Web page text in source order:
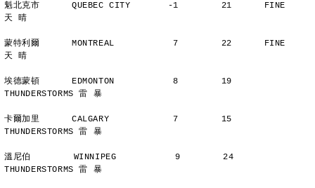
魁北克市      QUEBEC CITY       -1        21      FINE
天 晴
蒙特利爾      MONTREAL           7        22      FINE
天 晴
埃德蒙頓      EDMONTON           8        19
THUNDERSTORMS 雷 暴
卡爾加里      CALGARY            7        15
THUNDERSTORMS 雷 暴
溫尼伯        WINNIPEG           9        24
THUNDERSTORMS 雷 暴